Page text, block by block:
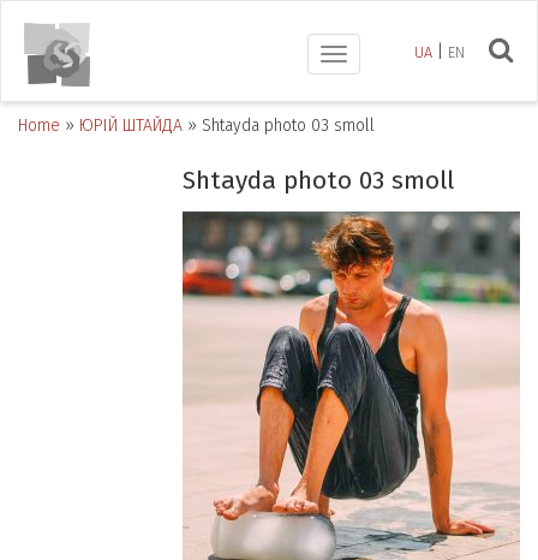
UA EN
Toggle
navigation
Home » ЮРІЙ ШТАЙДА » Shtayda photo 03 smoll
Shtayda photo 03 smoll